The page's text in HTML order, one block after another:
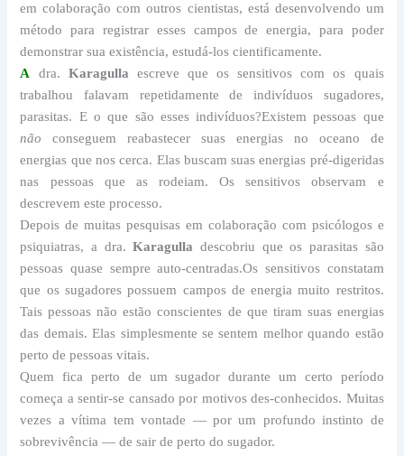
em colaboração com outros cientistas, está desenvolvendo um
método para registrar esses campos de energia, para poder
demonstrar sua existência, estudá-los cientificamente.
A dra. Karagulla escreve que os sensitivos com os quais
trabalhou falavam repetidamente de indivíduos sugadores,
parasitas. E o que são esses indivíduos?Existem pessoas que
nãoconseguem reabastecer suas energias no oceano de
energias que nos cerca. Elas buscam suas energias pré-digeridas
nas pessoas que as rodeiam. Os sensitivos observam e
descrevem este processo.
Depois de muitas pesquisas em colaboração com psicólogos e
psiquiatras, a dra.Karagulla descobriu que os parasitas são
pessoas quase sempre auto-centradas.Os sensitivos constatam
que os sugadores possuem campos de energia muito restritos.
Tais pessoas não estão conscientes de que tiram suas energias
das demais. Elas simplesmente se sentem melhor quando estão
perto de pessoas vitais.
Quem fica perto de um sugador durante um certo período
começa a sentir-se cansado por motivos des-conhecidos. Muitas
vezes a vítima tem vontade — por um profundo instinto de
sobrevivência — de sair de perto do sugador.